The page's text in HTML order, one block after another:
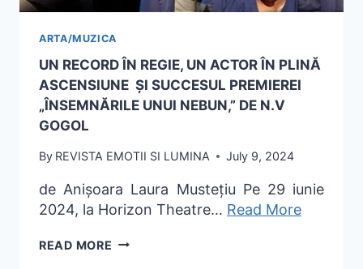
ARTA/MUZICA
UN RECORD ÎN REGIE, UN ACTOR ÎN PLINĂ
ASCENSIUNE ȘI SUCCESUL PREMIEREI
„ÎNSEMNĂRILE UNUI NEBUN,” DE N.V
GOGOL
By REVISTA EMOTII SI LUMINA July 9, 2024
de Anișoara Laura Mustețiu Pe 29 iunie
2024, la Horizon Theatre… Read More
READ MORE